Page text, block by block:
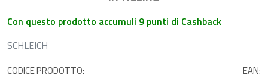
Con questo prodotto accumuli 9 punti di Cashback
SCHLEICH
CODICE PRODOTTO:
EAN: